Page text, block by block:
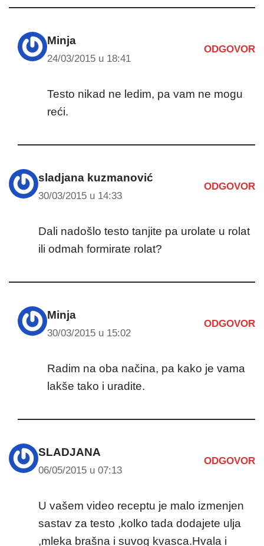
Minja
24/03/2015 u 18:41
ODGOVOR
Testo nikad ne ledim, pa vam ne mogu
reći.
sladjana kuzmanović
30/03/2015 u 14:33
ODGOVOR
Dali nadošlo testo tanjite pa urolate u rolat
ili odmah formirate rolat?
Minja
30/03/2015 u 15:02
ODGOVOR
Radim na oba načina, pa kako je vama
lakše tako i uradite.
SLADJANA
06/05/2015 u 07:13
ODGOVOR
U vašem video receptu je malo izmenjen
sastav za testo ,kolko tada dodajete ulja
,mleka brašna i suvog kvasca.Hvala i